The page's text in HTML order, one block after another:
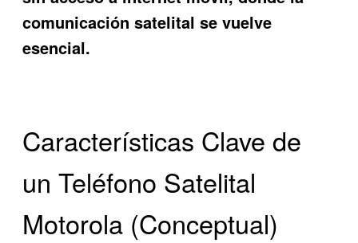
comunicación satelital se vuelve
esencial.
Características Clave de
un Teléfono Satelital
Motorola (Conceptual)